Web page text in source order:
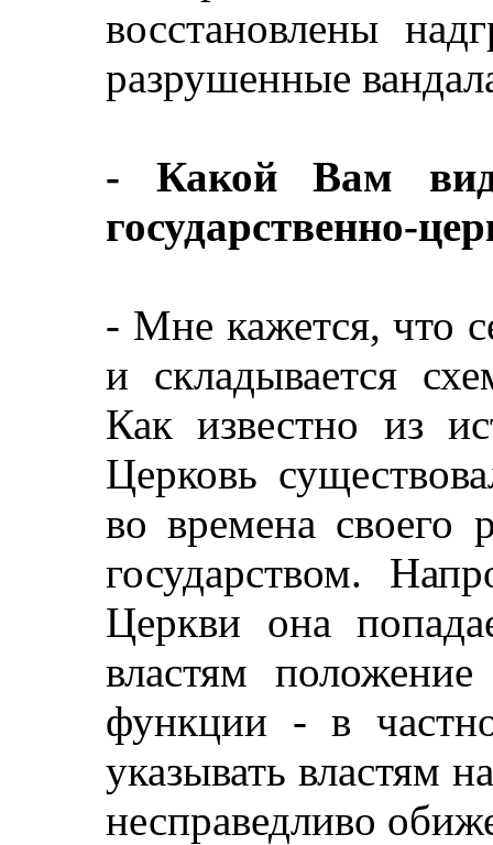
восстановлены
разрушенные
- Какой Вам
государственно-
- Мне кажется, что
и складывается
Как известно из
Церковь
во времена своего
государством.
Церкви она
властям
функции - в
указывать властям
несправедливо